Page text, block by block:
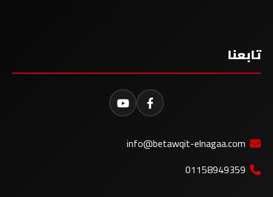
تابعنا
info@betawqit-elnagaa.com
01158949359